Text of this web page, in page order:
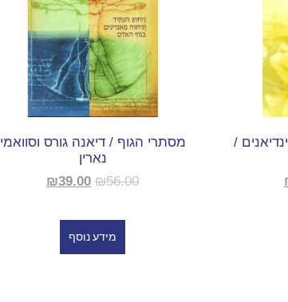
/
מסתרי הגוף / דיאנה גורס וסוואמי
נארין
₪56.00
₪39.00
מידע נוסף